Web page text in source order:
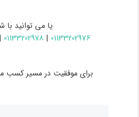
نویسی در مازندران
اساسی برنامه‌نویسی را ارائه
آشنا شوید. این دوره برای تمامی سطوح
یا می توانید
01133202976
|
01133202978
|
برای موفقیت در مسیر کسب